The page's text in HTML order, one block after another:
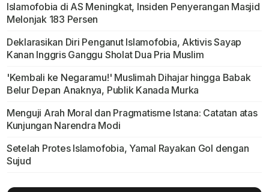
Islamofobia di AS Meningkat, Insiden Penyerangan Masjid
Melonjak 183 Persen
Deklarasikan Diri Penganut Islamofobia, Aktivis Sayap
Kanan Inggris Ganggu Sholat Dua Pria Muslim
'Kembali ke Negaramu!' Muslimah Dihajar hingga Babak
Belur Depan Anaknya, Publik Kanada Murka
Menguji Arah Moral dan Pragmatisme Istana: Catatan atas
Kunjungan Narendra Modi
Setelah Protes Islamofobia, Yamal Rayakan Gol dengan
Sujud